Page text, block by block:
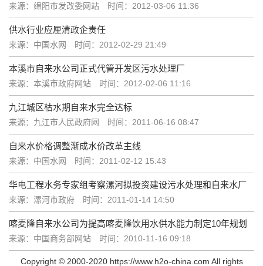
来源：绵阳市发改委网站 时间：2012-03-06 11:36
供水行业应厘清政企责任
来源：中国水网 时间：2012-02-29 21:49
本溪市自来水公司正式代管开发区污水处理厂
来源：本溪市政府网站 时间：2012-02-06 11:16
九江城区枯水期自来水完全达标
来源：九江市人民政府网 时间：2011-06-16 08:47
自来水价格调整渐成水价改革主线
来源：中国水网 时间：2011-02-12 15:43
华电工程水务专家组考察漯河拟投资建设污水处理和自来水厂
来源：漯河市政府 时间：2011-01-14 14:50
喀麦隆自来水公司为提高喀麦隆饮用水供水能力制定10年规划
来源：中国商务部网站 时间：2010-11-16 09:18
Copyright © 2000-2020 https://www.h2o-china.com All rights